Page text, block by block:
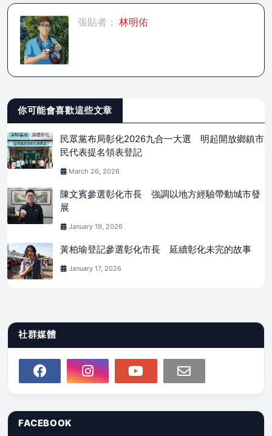
張貼者： 林明佑
你可能會喜歡這些文章
民眾黨布局彰化2026九合一大選 明起開放鄉鎮市
民代表提名領表登記
March 26, 2026
陳文賓參選彰化市長 強調以地方經驗帶動城市發
展
January 19, 2026
黃柏瑜登記參選彰化市長 延續彰化未完的故事
January 17, 2026
社群媒體
FACEBOOK